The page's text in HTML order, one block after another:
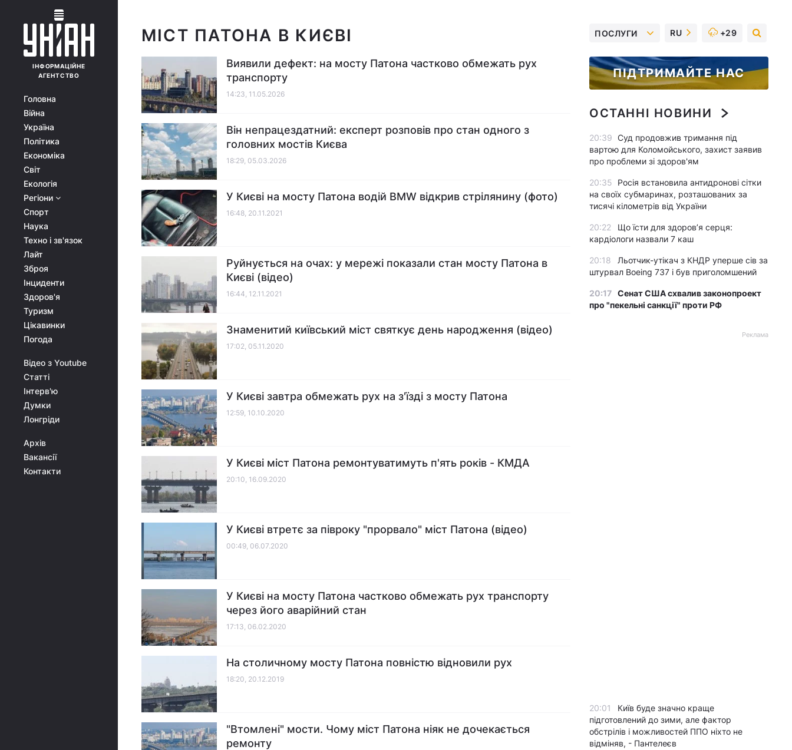
ІНФОРМАЦІЙНЕ
АГЕНТСТВО
Головна
Війна
Україна
Політика
Економіка
Світ
Екологія
Регіони
Спорт
Наука
Техно і зв'язок
Лайт
Зброя
Інциденти
Здоров'я
Туризм
Цікавинки
Погода
Відео з Youtube
Статті
Інтерв'ю
Думки
Лонгріди
Архів
Вакансії
Контакти
МІСТ ПАТОНА В КИЄВІ
Виявили дефект: на мосту Патона частково обмежать рух
транспорту
14:23, 11.05.2026
Він непрацездатний: експерт розповів про стан одного з
головних мостів Києва
18:29, 05.03.2026
У Києві на мосту Патона водій BMW відкрив стрілянину (фото)
16:48, 20.11.2021
Руйнується на очах: у мережі показали стан мосту Патона в
Києві (відео)
16:44, 12.11.2021
Знаменитий київський міст святкує день народження (відео)
17:02, 05.11.2020
У Києві завтра обмежать рух на з'їзді з мосту Патона
12:59, 10.10.2020
У Києві міст Патона ремонтуватимуть п'ять років - КМДА
20:10, 16.09.2020
У Києві втретє за півроку "прорвало" міст Патона (відео)
00:49, 06.07.2020
У Києві на мосту Патона частково обмежать рух транспорту
через його аварійний стан
17:13, 06.02.2020
На столичному мосту Патона повністю відновили рух
18:20, 20.12.2019
"Втомлені" мости. Чому міст Патона ніяк не дочекається
ремонту
ПОСЛУГИ RU +29
ПІДТРИМАЙТЕ НАС
ОСТАННІ НОВИНИ
20:39 Суд продовжив тримання під
вартою для Коломойського, захист заявив
про проблеми зі здоров'ям
20:35
Росія встановила антидронові сітки
на своїх субмаринах, розташованих за
тисячі кілометрів від України
20:22
Що їсти для здоров’я серця:
кардіологи назвали 7 каш
20:18
Льотчик-утікач з КНДР уперше сів за
штурвал Boeing 737 і був приголомшений
20:17 Сенат США схвалив законопроект
про "пекельні санкції" проти РФ
Реклама
20:01
Київ буде значно краще
підготовлений до зими, але фактор
обстрілів і можливостей ППО ніхто не
відміняв, - Пантелеєв